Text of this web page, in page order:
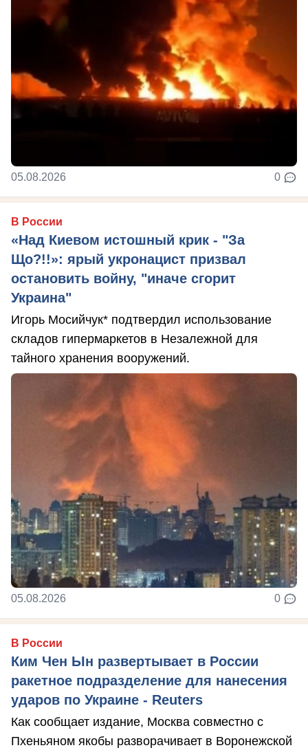
05.08.2026 0
В России
«Над Киевом истошный крик - "За
Що?!!»: ярый укронацист призвал
остановить войну, "иначе сгорит
Украина"
Игорь Мосийчук* подтвердил использование
складов гипермаркетов в Незалежной для
тайного хранения вооружений.
05.08.2026 0
В России
Ким Чен Ын развертывает в России
ракетное подразделение для нанесения
ударов по Украине - Reuters
Как сообщает издание, Москва совместно с
Пхеньяном якобы разворачивает в Воронежской